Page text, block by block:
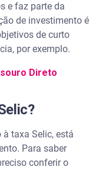
e faz parte da
de investimento é
de curto
por exemplo.
Direto
taxa Selic, está
Para saber
conferir o